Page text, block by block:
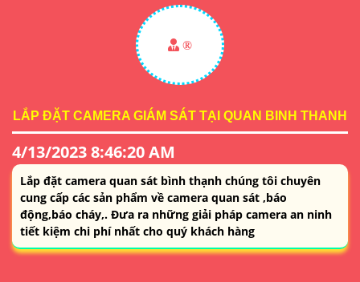
®️
LẮP ĐẶT CAMERA GIÁM SÁT TẠI QUAN BINH THANH
4/13/2023 8:46:20 AM
Lắp đặt camera quan sát bình thạnh chúng tôi chuyên
cung cấp các sản phẩm về camera quan sát ,báo
động,báo cháy,. Đưa ra những giải pháp camera an ninh
tiết kiệm chi phí nhất cho quý khách hàng